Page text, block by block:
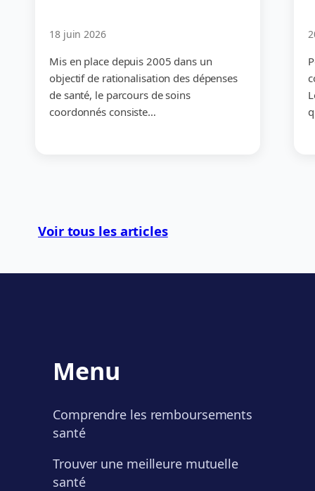
18 juin 2026
Mis en place depuis 2005 dans un
objectif de rationalisation des dépenses
de santé, le parcours de soins
coordonnés consiste…
Voir tous les articles
Menu
Comprendre les remboursements
santé
Trouver une meilleure mutuelle
santé